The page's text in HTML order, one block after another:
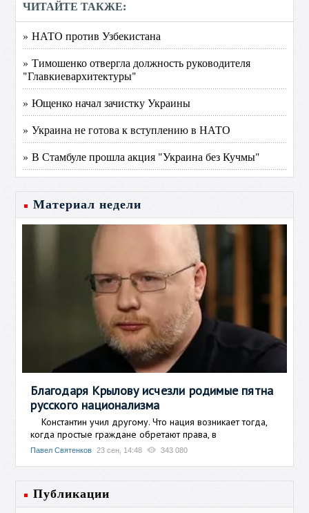
ЧИТАЙТЕ ТАКЖЕ:
» НАТО против Узбекистана
» Тимошенко отвергла должность руководителя
"Главкиевархитектуры"
» Ющенко начал зачистку Украины
» Украина не готова к вступлению в НАТО
» В Стамбуле прошла акция "Украина без Кучмы"
Материал недели
Благодаря Крылову исчезли родимые пятна
русского национализма
Константин учил другому. Что нация возникает тогда,
когда простые граждане обретают права, в
Павел Святенков 23 сен, 14:48 343 080
Публикации